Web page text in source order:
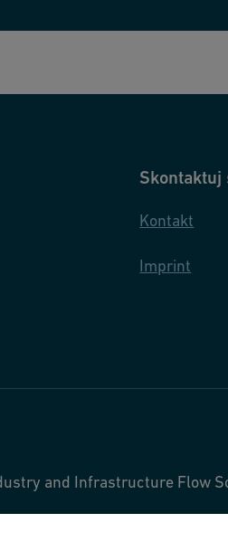
Skontaktuj
Kontakt
Imprint
and Infrastructure Flow